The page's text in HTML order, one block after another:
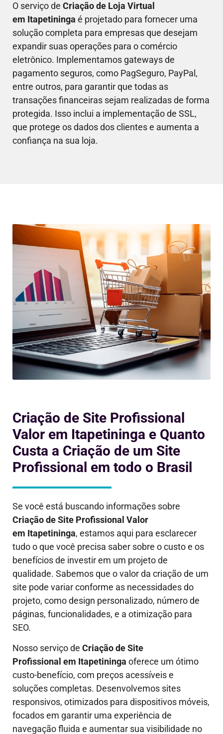
O serviço de Criação de Loja Virtual
em Itapetininga é projetado para fornecer uma
solução completa para empresas que desejam
expandir suas operações para o comércio
eletrônico. Implementamos gateways de
pagamento seguros, como PagSeguro, PayPal,
entre outros, para garantir que todas as
transações financeiras sejam realizadas de forma
protegida. Isso inclui a implementação de SSL,
que protege os dados dos clientes e aumenta a
confiança na sua loja.
Criação de Site Profissional
Valor em Itapetininga e Quanto
Custa a Criação de um Site
Profissional em todo o Brasil
Se você está buscando informações sobre
Criação de Site Profissional Valor
em Itapetininga, estamos aqui para esclarecer
tudo o que você precisa saber sobre o custo e os
benefícios de investir em um projeto de
qualidade. Sabemos que o valor da criação de um
site pode variar conforme as necessidades do
projeto, como design personalizado, número de
páginas, funcionalidades, e a otimização para
SEO.
Nosso serviço de Criação de Site
Profissional em Itapetininga oferece um ótimo
custo-benefício, com preços acessíveis e
soluções completas. Desenvolvemos sites
responsivos, otimizados para dispositivos móveis,
focados em garantir uma experiência de
navegação fluida e aumentar sua visibilidade no